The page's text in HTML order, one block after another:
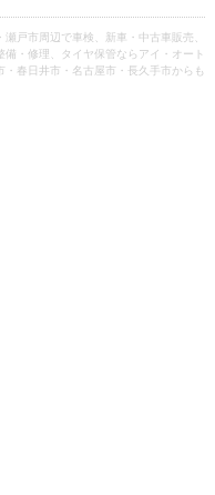
瀬戸市周辺で車検、新車・中古車販売、
・修理、タイヤ保管ならアイ・オート
・春日井市・名古屋市・長久手市からも